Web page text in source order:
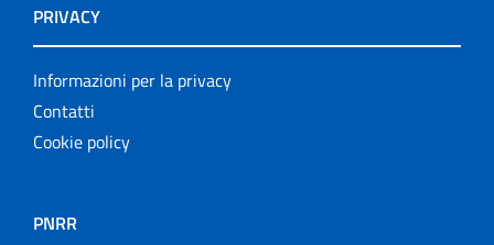
PRIVACY
Informazioni per la privacy
Contatti
Cookie policy
PNRR